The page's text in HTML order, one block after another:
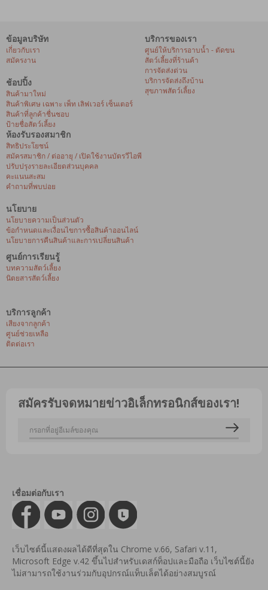
ข้อมูลบริษัท
เกี่ยวกับเรา
สมัครงาน
ช้อปปิ้ง
สินค้ามาใหม่
สินค้าพิเศษ เฉพาะ เพ็ท เลิฟเวอร์ เซ็นเตอร์
สินค้าที่ลูกค้าชื่นชอบ
ป้ายชื่อสัตว์เลี้ยง
บริการของเรา
ศูนย์ให้บริการอาบน้ำ - ตัดขน
สัตว์เลี้ยงที่ร้านค้า
การจัดส่งด่วน
บริการจัดส่งถึงบ้าน
สุขภาพสัตว์เลี้ยง
ห้องรับรองสมาชิก
สิทธิประโยชน์
สมัครสมาชิก / ต่ออายุ / เปิดใช้งานบัตรวีไอพี
ปรับปรุงรายละเอียดส่วนบุคคล
คะแนนสะสม
คำถามที่พบบ่อย
นโยบาย
นโยบายความเป็นส่วนตัว
ข้อกำหนดและเงื่อนไขการซื้อสินค้าออนไลน์
นโยบายการคืนสินค้าและการเปลี่ยนสินค้า
ศูนย์การเรียนรู้
บทความสัตว์เลี้ยง
นิตยสารสัตว์เลี้ยง
บริการลูกค้า
เสียงจากลูกค้า
ศูนย์ช่วยเหลือ
ติดต่อเรา
สมัครรับจดหมายข่าวอิเล็กทรอนิกส์ของเรา!
เชื่อมต่อกับเรา
เว็บไซต์นี้แสดงผลได้ดีที่สุดใน Chrome v.66, Safari v.11,
Microsoft Edge v.42 ขึ้นไปสำหรับเดสก์ท็อปและมือถือ เว็บไซต์นี้ยัง
ไม่สามารถใช้งานร่วมกับอุปกรณ์แท็บเล็ตได้อย่างสมบูรณ์